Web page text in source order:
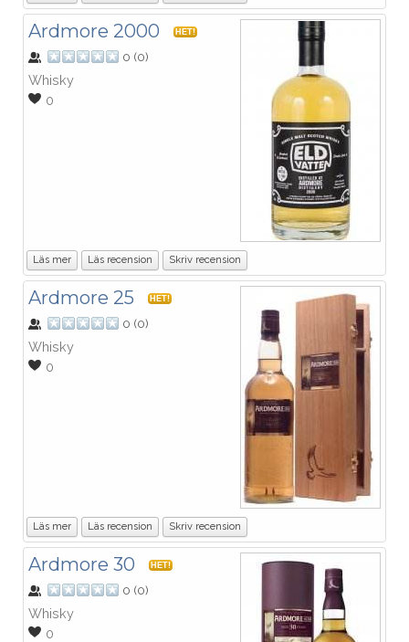
Ardmore 2000 HET!
0 (0)
Whisky
0
Läs mer Läs recension Skriv recension
Ardmore 25 HET!
0 (0)
Whisky
0
Läs mer Läs recension Skriv recension
Ardmore 30 HET!
0 (0)
Whisky
0